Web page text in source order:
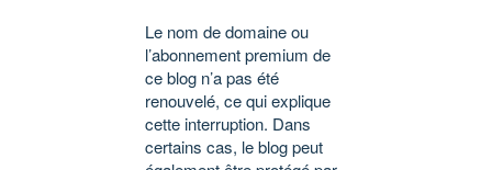
Le nom de domaine ou
l’abonnement premium de
ce blog n’a pas été
renouvelé, ce qui explique
cette interruption. Dans
certains cas, le blog peut